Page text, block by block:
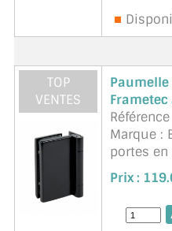
TOP
VENTES
Référence
Marque :
portes
design
chaque
Prix :